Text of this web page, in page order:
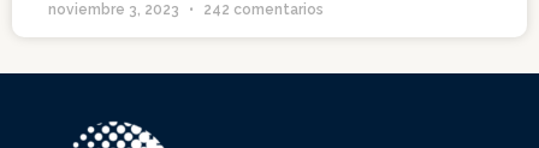
noviembre 3, 2023 242 comentarios